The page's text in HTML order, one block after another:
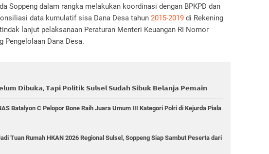
Soppeng dalam rangka melakukan koordinasi dengan BPKPD dan
data kumulatif sisa Dana Desa tahun 2015-2019 di Rekening
lanjut pelaksanaan Peraturan Menteri Keuangan RI Nomor
Pengelolaan Dana Desa.
𝗗𝗶𝗯𝘂𝗸𝗮, 𝗧𝗮𝗽𝗶 𝗣𝗼𝗹𝗶𝘁𝗶𝗸 𝗦𝘂𝗹𝘀𝗲𝗹 𝗦𝘂𝗱𝗮𝗵 𝗦𝗶𝗯𝘂𝗸 𝗕𝗲𝗹𝗮𝗻𝗷𝗮 𝗣𝗲𝗺𝗮𝗶𝗻
Batalyon C Pelopor Bone Raih Juara Umum III Kategori Polri di Kejurda Piala
Tuan Rumah HKAN 2026 Regional Sulsel, Soppeng Siap Sambut Peserta dari